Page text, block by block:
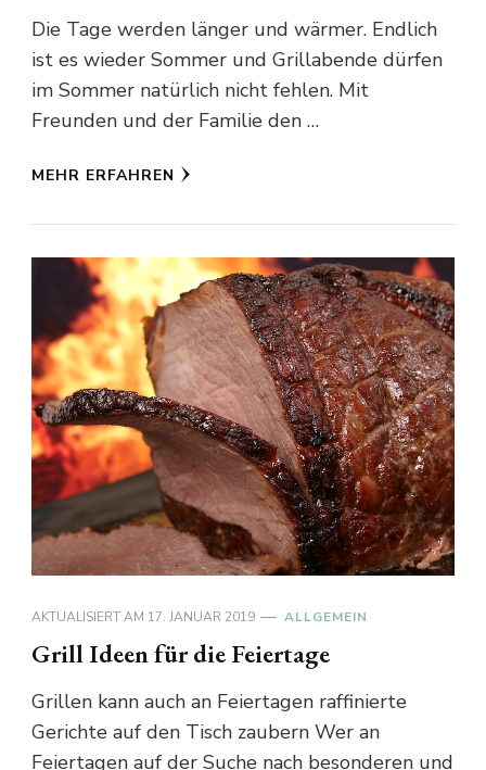
Die Tage werden länger und wärmer. Endlich
ist es wieder Sommer und Grillabende dürfen
im Sommer natürlich nicht fehlen. Mit
Freunden und der Familie den …
MEHR ERFAHREN
AKTUALISIERT AM 17. JANUAR 2019 ALLGEMEIN
Grill Ideen für die Feiertage
Grillen kann auch an Feiertagen raffinierte
Gerichte auf den Tisch zaubern Wer an
Feiertagen auf der Suche nach besonderen und